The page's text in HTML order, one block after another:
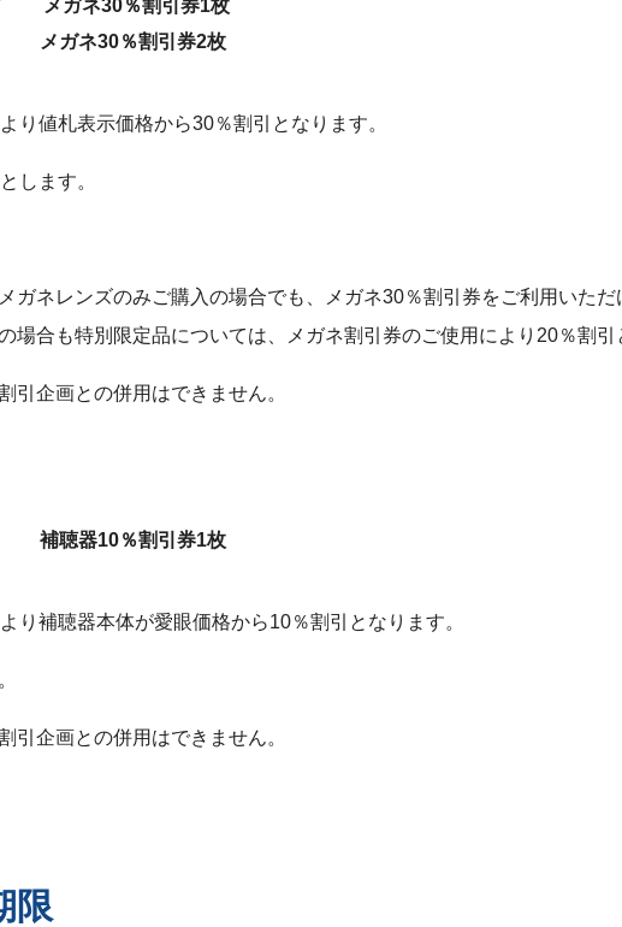
メガネ30％割引券1枚
ネ30％割引券2枚
り値札表示価格から30％割引となります。
します。
ガネレンズのみご購入の場合でも、メガネ30％割引券をご利用いた
場合も特別限定品については、メガネ割引券のご使用により20％割引
企画との併用はできません。
器10％割引券1枚
り補聴器本体が愛眼価格から10％割引となります。
企画との併用はできません。
限